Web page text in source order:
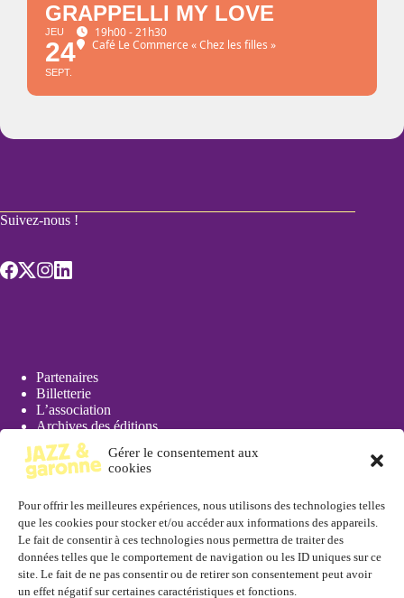
Gérer le consentement aux
cookies
Pour offrir les meilleures expériences, nous utilisons des technologies telles
que les cookies pour stocker et/ou accéder aux informations des appareils.
Le fait de consentir à ces technologies nous permettra de traiter des
données telles que le comportement de navigation ou les ID uniques sur ce
site. Le fait de ne pas consentir ou de retirer son consentement peut avoir
un effet négatif sur certaines caractéristiques et fonctions.
GRAPPELLI MY LOVE
JEU
24
SEPT.
19h00 - 21h30
Café Le Commerce « Chez les filles »
Suivez-nous !
Partenaires
Billetterie
L’association
Archives des éditions
Actualités
Presse
Réserver